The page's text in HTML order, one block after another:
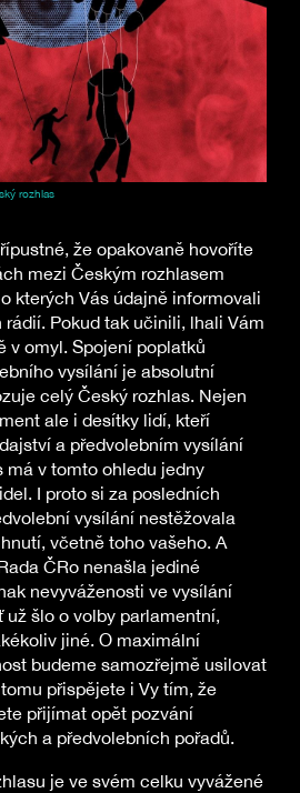
rozhlas
že opakovaně hovoříte
mezi Českým rozhlasem
kterých Vás údajně informovali
Pokud tak učinili, lhali Vám
v omyl. Spojení poplatků
vysílání je absolutní
celý Český rozhlas. Nejen
ale i desítky lidí, kteří
a předvolebním vysílání
má v tomto ohledu jedny
I proto si za posledních
vysílání nestěžovala
včetně toho vašeho. A
ČRo nenašla jediné
nevyváženosti ve vysílání
už šlo o volby parlamentní,
jiné. O maximální
budeme samozřejmě usilovat
přispějete i Vy tím, že
přijímat opět pozvání
a předvolebních pořadů.
je ve svém celku vyvážené